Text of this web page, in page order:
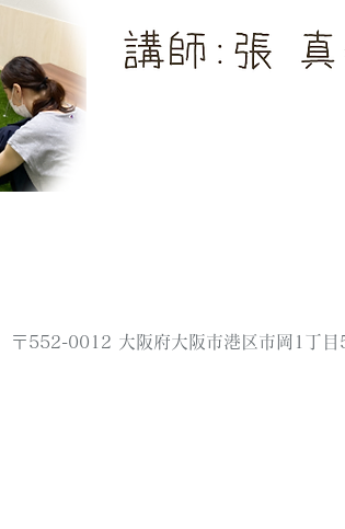
552-0012 大阪府大阪市港区市岡1丁目